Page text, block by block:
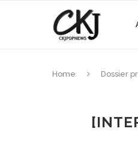
Home Dossier